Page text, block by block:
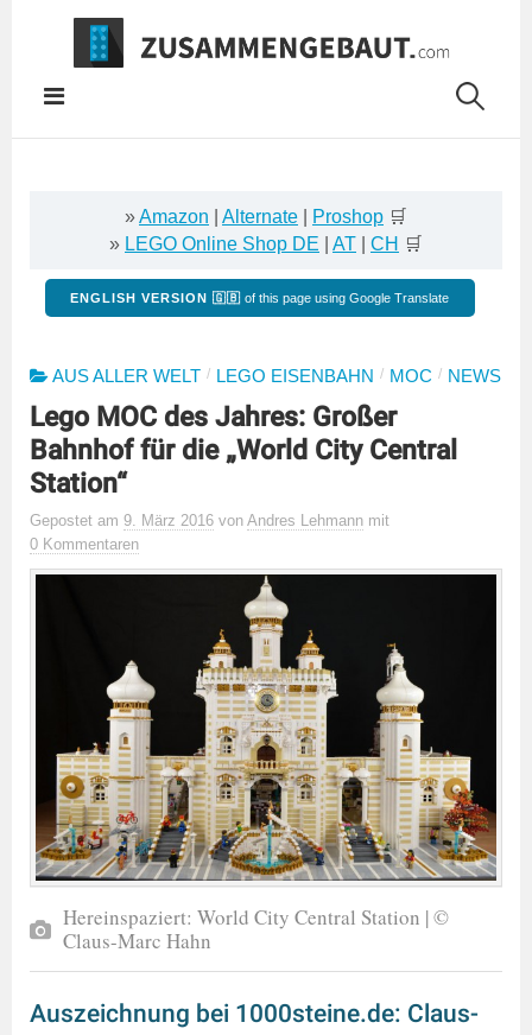
Springe
Inhalt
»Amazon Alternate Proshop 🛒
» LEGO Online Shop DE AT CH 🛒
ENGLISH VERSION 🇬🇧 of this page using Google Translate
AUS ALLER WELT / LEGO EISENBAHN / MOC / NEWS
Lego MOC des Jahres: Großer
Bahnhof für die „World City Central
Station“
Gepostet am 9. März 2016 von Andres Lehmann mit
0 Kommentaren
Hereinspaziert: World City Central Station | ©
Claus-Marc Hahn
Auszeichnung bei 1000steine.de: Claus-